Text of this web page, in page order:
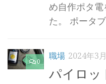
め自作ポタ電
た。 ポータ
0
職場 2024年3
パイロッ